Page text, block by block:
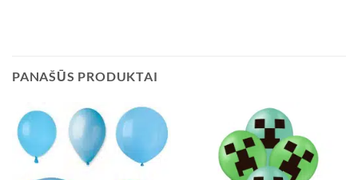
PANAŠŪS PRODUKTAI